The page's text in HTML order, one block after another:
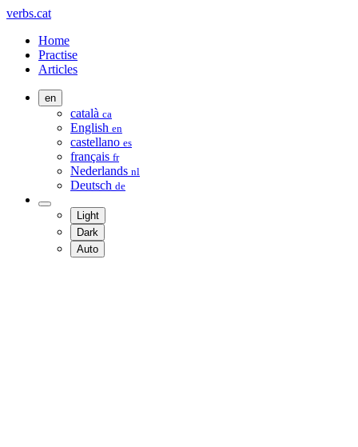
verbs.cat
Home
Practise
Articles
en
català ca
English en
castellano es
français fr
Nederlands nl
Deutsch de
Light
Dark
Auto